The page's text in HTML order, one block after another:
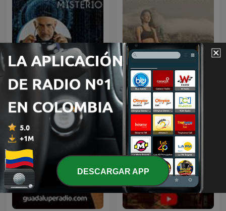
Código Misterio
Música de Relajación para
DORMIR
DESCARGAR APP